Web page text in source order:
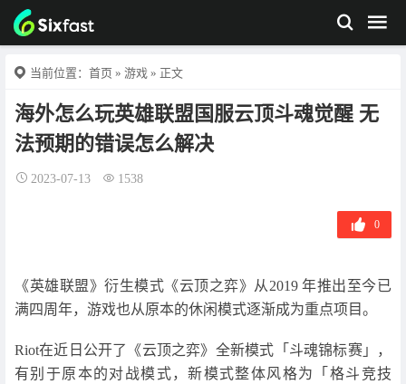
当前位置： 首页 » 游戏 » 正文
海外怎么玩英雄联盟国服云顶斗魂觉醒 无
法预期的错误怎么解决
2023-07-13 1538
0
《英雄联盟》衍生模式《云顶之弈》从2019 年推出至今已
满四周年，游戏也从原本的休闲模式逐渐成为重点项目。
Riot在近日公开了《云顶之弈》全新模式「斗魂锦标赛」，
有别于原本的对战模式，新模式整体风格为「格斗竞技